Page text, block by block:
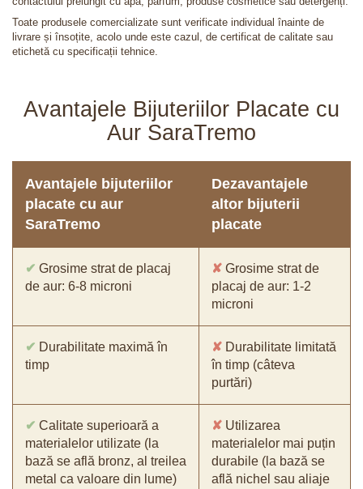
Toate produsele comercializate sunt verificate individual înainte de
livrare și însoțite, acolo unde este cazul, de certificat de calitate sau
etichetă cu specificații tehnice.
Avantajele Bijuteriilor Placate cu
Aur SaraTremo
Avantajele bijuteriilor
placate cu aur
SaraTremo
Dezavantajele
altor bijuterii
placate
✔ Grosime strat de placaj
de aur: 6-8 microni
✘ Grosime strat de
placaj de aur: 1-2
microni
✔ Durabilitate maximă în
timp
✘ Durabilitate limitată
în timp (câteva
purtări)
✔ Calitate superioară a
materialelor utilizate (la
bază se află bronz, al treilea
metal ca valoare din lume)
✘ Utilizarea
materialelor mai puțin
durabile (la bază se
află nichel sau aliaje